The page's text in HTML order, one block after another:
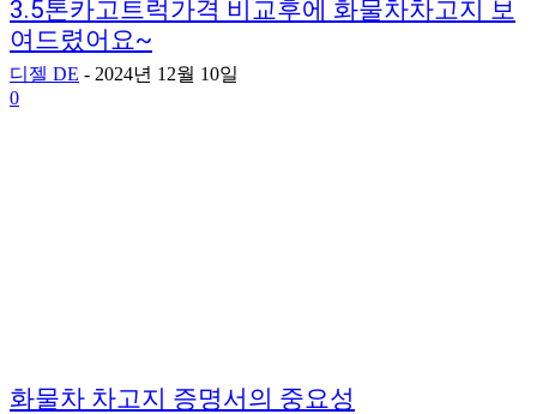
3.5톤카고트럭가격 비교후에 화물차차고지 보
여드렸어요~
디젤 DE - 2024년 12월 10일
0
화물차 차고지 증명서의 중요성